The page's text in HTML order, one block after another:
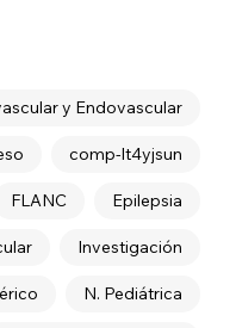
y Endovascular
comp-lt4yjsun
Epilepsia
FLANC
Investigación
N. Pediátrica